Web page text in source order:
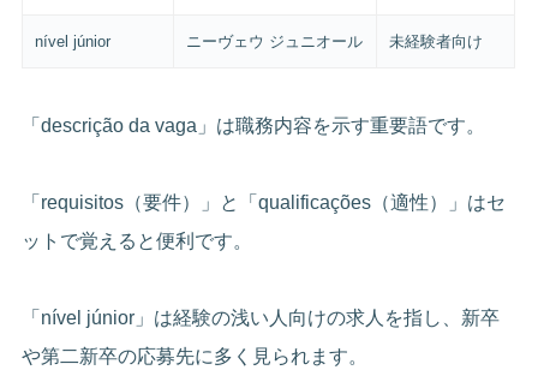
nível júnior ニーヴェウ ジュニオール 未経験者向け
「descrição da vaga」は職務内容を示す重要語です。
「requisitos（要件）」と「qualificações（適性）」はセ
ットで覚えると便利です。
「nível júnior」は経験の浅い人向けの求人を指し、新卒
や第二新卒の応募先に多く見られます。